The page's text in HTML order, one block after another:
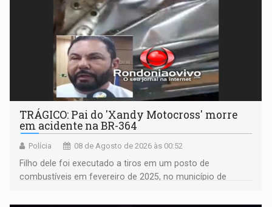
TRÁGICO: Pai do 'Xandy Motocross' morre
em acidente na BR-364
Polícia 08 de Agosto de 2026 às 00:52
Filho dele foi executado a tiros em um posto de
combustíveis em fevereiro de 2025, no município de